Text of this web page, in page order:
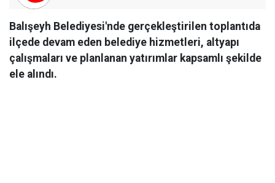
Balışeyh Belediyesi'nde gerçekleştirilen toplantıda
ilçede devam eden belediye hizmetleri, altyapı
çalışmaları ve planlanan yatırımlar kapsamlı şekilde
ele alındı.